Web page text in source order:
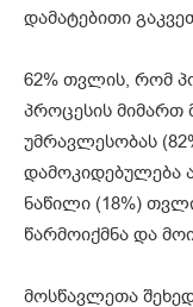
დამატებითი
62% თვლის, რომ
პროცესის მიმართ
უმრავლესობას
დამოკიდებულება
ნაწილი (18%)
წარმოიქმნა და
მოსწავლეთა